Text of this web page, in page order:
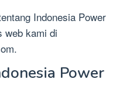
Indonesia Power
web kami di
Power